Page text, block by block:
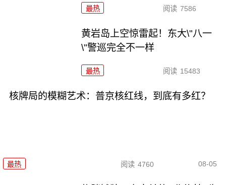
最热 阅读 7586
黄岩岛上空惊雷起！东大\"八一
\"警巡完全不一样
最热 阅读 15483
核牌局的模糊艺术：普京核红线，到底有多红？
最热 阅读 4760 08-05